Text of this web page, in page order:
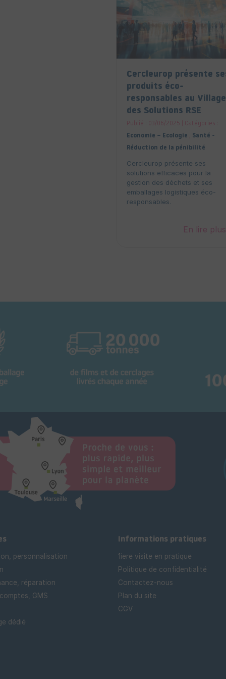
Cercleurop présente
produits éco-
responsables au Village
des Solutions RSE
Publié : 03/06/2025 | Catégories :
Economie – Ecologie , Santé -
Réduction de la pénibilité
Cercleurop présente ses
solutions efficaces pour la
gestion des déchets et ses
emballages logistiques éco-
responsables.
En lire plus
personnalisation
réparation
GMS
dédié
Informations pratiques
1iere visite en pratique
Politique de confidentialité
Contactez-nous
Plan du site
CGV